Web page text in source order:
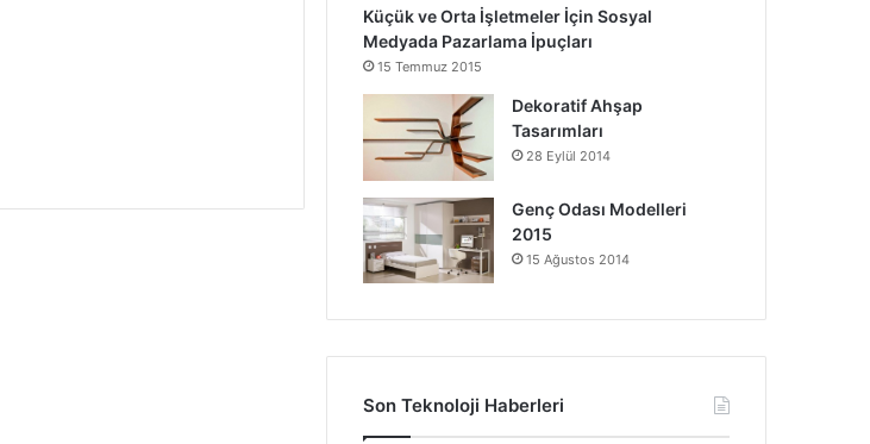
Küçük ve Orta İşletmeler İçin Sosyal
Medyada Pazarlama İpuçları
15 Temmuz 2015
Dekoratif Ahşap
Tasarımları
28 Eylül 2014
Genç Odası Modelleri
2015
15 Ağustos 2014
Son Teknoloji Haberleri